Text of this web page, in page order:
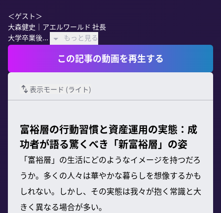
＜ゲスト＞
大森健史｜アエルワールド 社長
大学卒業後...
もっと見る
この記事の動画を再生する
表示モード (ライト)
富裕層の行動習慣と資産運用の実態：成
功者が語る驚くべき「新富裕層」の姿
「富裕層」の生活にどのようなイメージを持つだろ
うか。多くの人々は華やかな暮らしを想像するかも
しれない。しかし、その実態は我々が抱く常識と大
きく異なる場合が多い。